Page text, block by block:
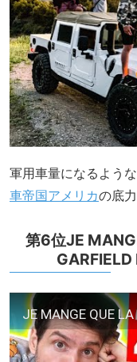
軍用車量になるよう
車帝国アメリカの底
第6位JE